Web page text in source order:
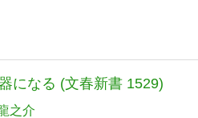
になる (文春新書 1529)
之介